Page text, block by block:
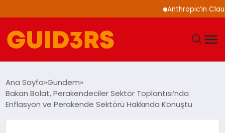
Anthropic’in Claude
YAŞAM
Ana Sayfa Gündem
Bakan Bolat, Perakendeciler Sektör Toplantısı’nda
Enflasyon ve Perakende Sektörü Hakkında Konuştu